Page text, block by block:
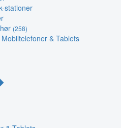
stationer
(258)
Mobiltelefoner & Tablets